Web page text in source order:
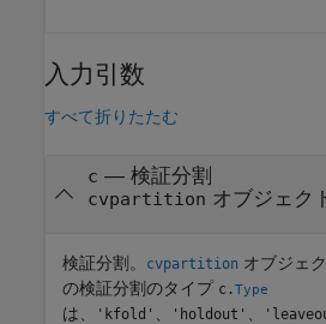
入力引数
すべて折りたたむ
c — 検証分割
cvpartition オブジェク
検証分割。 cvpartition オブジェ
の検証分割のタイプ c.Type
は、 'kfold' 'holdout'